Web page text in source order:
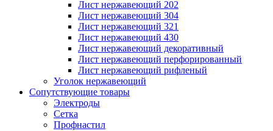
Лист нержавеющий 202
Лист нержавеющий 304
Лист нержавеющий 321
Лист нержавеющий 430
Лист нержавеющий декоративный
Лист нержавеющий перфорированный
Лист нержавеющий рифленый
Уголок нержавеющий
Cопутствующие товары
Электроды
Сетка
Профнастил